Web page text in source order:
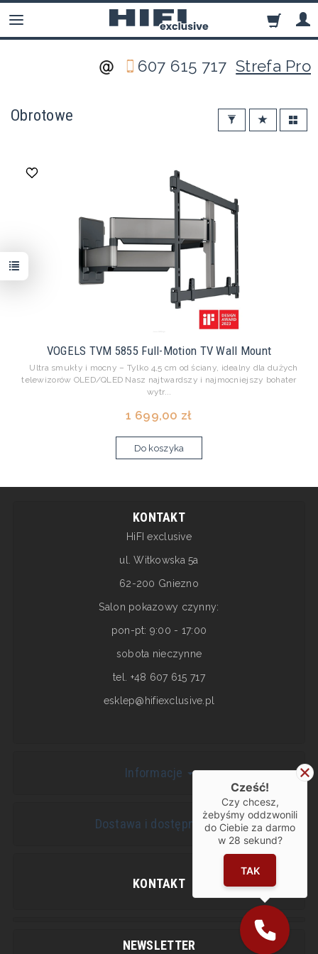
607 615 717Strefa Pro
Obrotowe
VOGELS TVM 5855 Full-Motion TV Wall Mount
Ultra smukły i mocny – Tylko 4,5 cm od ściany, idealny dla dużych
telewizorów OLED/QLED Nasz najtwardszy i najmocniejszy bohater
wytr...
1 699,00 zł
Do koszyka
KONTAKT
HiFI exclusive
ul. Witkowska 5a
62-200 Gniezno
Salon pokazowy czynny:
pon-pt: 9:00 - 17:00
sobota nieczynne
tel. +48 607 615 717
esklep@hifiexclusive.pl
Informacje
Dostawa i dostępność
KONTAKT
NEWSLETTER
Cześć!
Czy chcesz,
żebyśmy oddzwonili
do Ciebie za darmo
w 28 sekund?
TAK